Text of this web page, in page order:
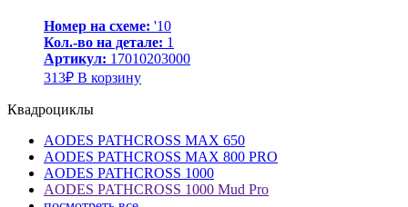
Номер на схеме: '10
Кол.-во на детале: 1
Артикул: 17010203000
313₽ В корзину
Квадроциклы
AODES PATHCROSS MAX 650
AODES PATHCROSS MAX 800 PRO
AODES PATHCROSS 1000
AODES PATHCROSS 1000 Mud Pro